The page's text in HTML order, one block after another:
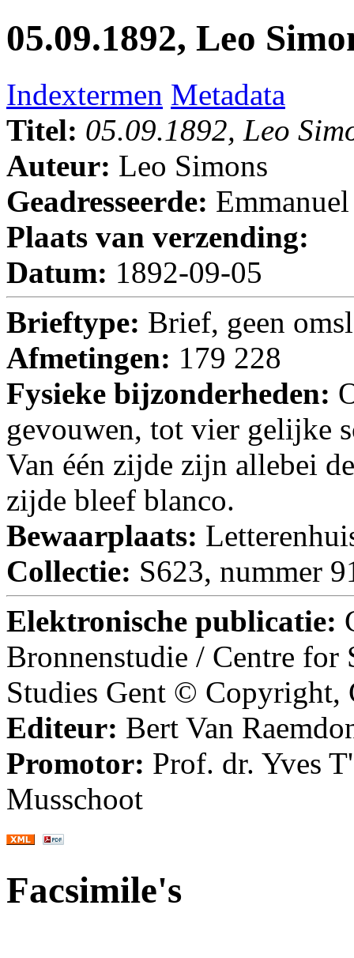
05.09.1892, Leo
Indextermen Metadata
Titel: 05.09.1892, Leo
Auteur: Leo Simons
Geadresseerde:
Plaats van verzending:
Datum: 1892-09-05
Brieftype: Brief, geen
Afmetingen: 179 228
Fysieke bijzonderheden:
gevouwen, tot vier gelijke
Van één zijde zijn allebei
zijde bleef blanco.
Bewaarplaats:
Collectie: S623, nummer
Elektronische publicatie:
Bronnenstudie / Centre
Studies Gent © Copyright,
Editeur: Bert Van
Promotor: Prof. dr. Yves
Musschoot
Facsimile's